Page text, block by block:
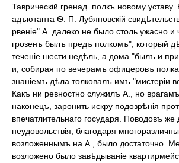
Таврическій гренад. полкъ новому
адъютанта Ѳ. П. Лубяновскій
рвеніе" А. далеко не было столь ужасно и
грозенъ былъ предъ полкомъ", который
теченіе шести недѣль, а дома "былъ и
и, собирая по вечерамъ офицеровъ
знаніемъ дѣла толковалъ имъ "мистеріи
Какъ ни ревностно служилъ А., но врагамъ
наконецъ, заронить искру подозрѣнія
впечатлительнаго государя. Поводовъ же
неудовольствія, благодаря
возложеннымъ на А., было достаточно.
возложено было завѣдываніе